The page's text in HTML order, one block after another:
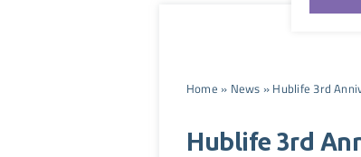
Home » News » Hublife 3rd
Hublife 3rd